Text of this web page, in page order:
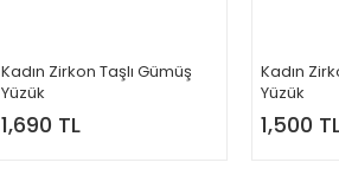
Kadın Zirkon Taşlı Gümüş
Yüzük
1,690 TL
Kadın
Yüzük
1,500